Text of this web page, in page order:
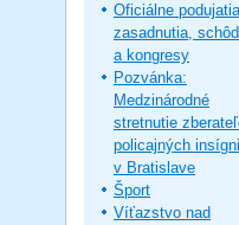
Oficiálne
zasadnutia,
a kongresy
Pozvánka:
Medzinárodné
stretnutie
policajných
v Bratislave
Šport
Víťazstvo nad